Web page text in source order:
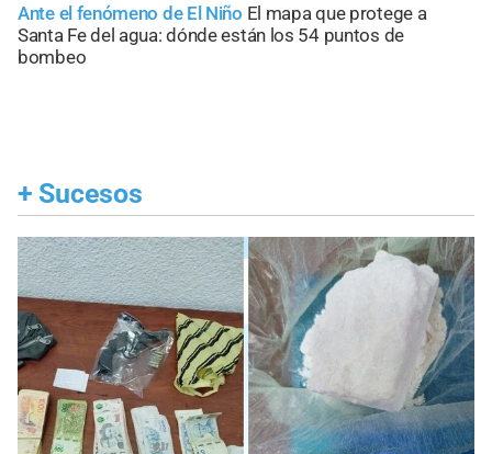
Ante el fenómeno de El Niño El mapa que protege a
Santa Fe del agua: dónde están los 54 puntos de
bombeo
+ Sucesos